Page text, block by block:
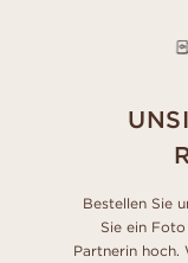
Bestellen Sie
Sie ein
Partnerin hoch.